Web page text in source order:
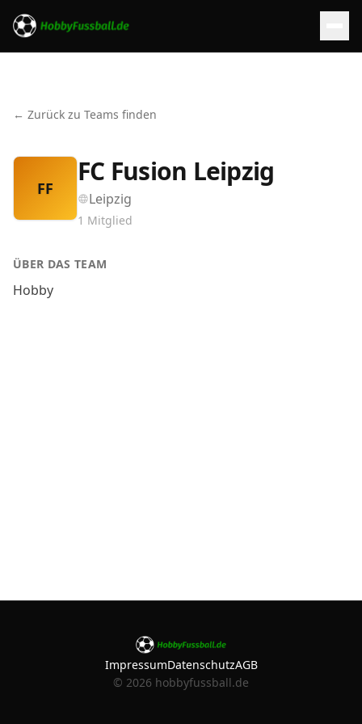
← Zurück zu Teams finden
FF
FC Fusion Leipzig
Leipzig
1 Mitglied
ÜBER DAS TEAM
Hobby
ImpressumDatenschutzAGB
© 2026 hobbyfussball.de